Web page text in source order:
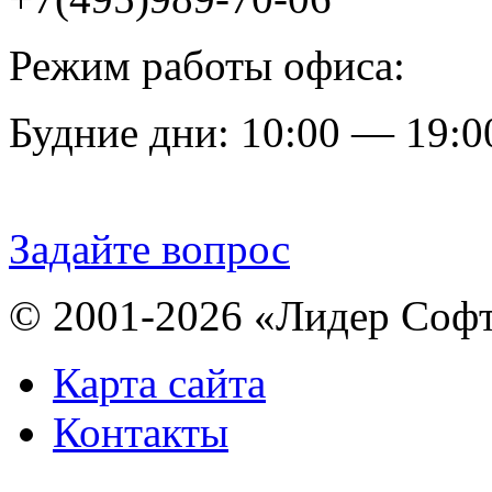
Режим работы офиса:
Будние дни: 10:00 —
Задайте вопрос
© 2001-2026 «Лидер
Карта сайта
Контакты